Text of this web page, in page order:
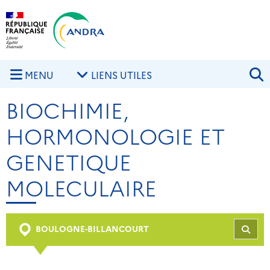
Aller au contenu principal
MENU LIENS UTILES
BIOCHIMIE,
HORMONOLOGIE ET
GENETIQUE
MOLECULAIRE
BOULOGNE-BILLANCOURT